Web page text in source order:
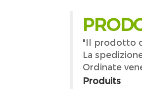
"Il prodotto
La
Ordinate
Produits